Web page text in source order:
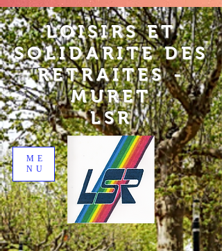
LOISIRS ET
SOLIDARITE DES
RETRAITES -
MURET
LSR
ME
NU